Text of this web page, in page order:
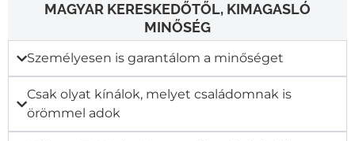
MAGYAR KERESKEDŐTŐL, KIMAGASLÓ
MINŐSÉG
Személyesen is garantálom a minőséget
Csak olyat kínálok, melyet családomnak is
örömmel adok